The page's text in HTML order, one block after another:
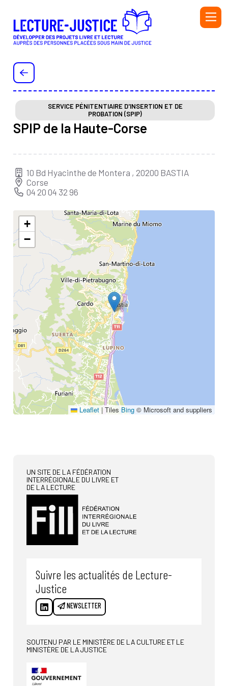
SERVICE PÉNITENTIAIRE D'INSERTION ET DE
PROBATION (SPIP)
SPIP de la Haute-Corse
10 Bd Hyacinthe de Montera , 20200 BASTIA
Corse
04 20 04 32 96
+
−
Leaflet |Tiles Bing© Microsoft and suppliers
UN SITE DE LA FÉDÉRATION
INTERRÉGIONALE DU LIVRE ET
DE LA LECTURE
Suivre les actualités de Lecture-
Justice
NEWSLETTER
SOUTENU PAR LE MINISTÈRE DE LA CULTURE ET LE
MINISTÈRE DE LA JUSTICE
PERSONNEL DE L'ADMINISTRATION PÉNITENTIAIRE ET
DE L'ÉDUCATION NATIONALE
PERSONNEL DE LA PROTECTION JUDICIAIRE DE LA
JEUNESSE (PJJ), DU SECTEUR ASSOCIATIF HABILITÉ
(SAH) ET DE L'ÉDUCATION NATIONALE
BIBLIOTHÉCAIRE
BÉNÉVOLE OU SALARIÉ·E D’UNE ASSOCIATION
AUTEUR OU AUTRICE
INTERVENANT·E
Initiatives Ressources
Annuaire Glossaire
À propos Contact
Rechercher